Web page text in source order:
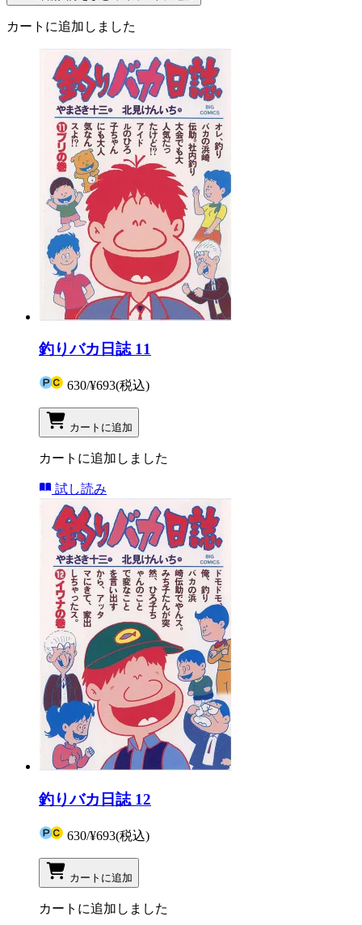
カートに追加しました
釣りバカ日誌 11
630/¥693(税込)
カートに追加
カートに追加しました
試し読み
釣りバカ日誌 12
630/¥693(税込)
カートに追加
カートに追加しました